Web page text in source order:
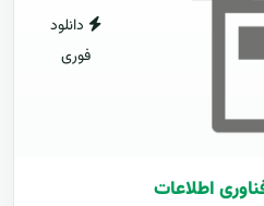
دانلود
فوری
اطلاعات